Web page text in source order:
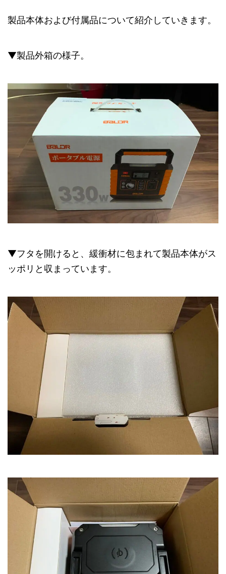
製品本体および付属品について紹介していきます。
▼製品外箱の様子。
▼フタを開けると、緩衝材に包まれて製品本体がス
ッポリと収まっています。